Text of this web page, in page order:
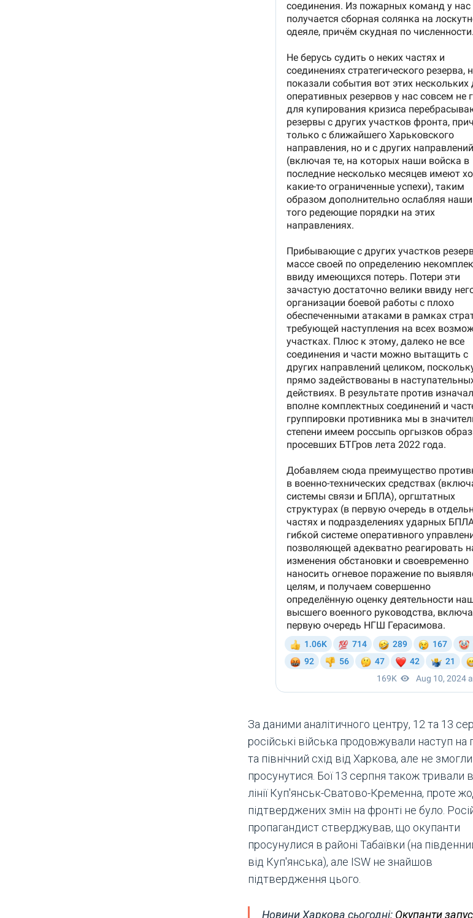
За даними аналітичного центру, 12 та 13
російські війська продовжували наступ на
та північний схід від Харкова, але не змогли
просунутися. Бої 13 серпня також тривали
лінії Куп'янськ-Сватово-Кременна, проте
підтверджених змін на фронті не було.
пропагандист стверджував, що окупанти
просунулися в районі Табаївки (на
від Куп'янська), але ISW не знайшов
підтвердження цього.
Новини Харкова сьогодні: Окупанти